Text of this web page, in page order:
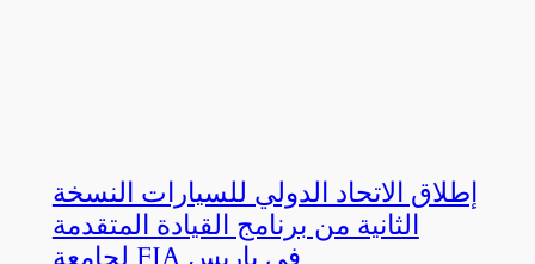
إطلاق الاتحاد الدولي للسيارات النسخة
الثانية من برنامج القيادة المتقدمة